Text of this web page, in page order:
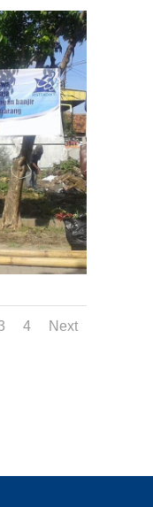
4 Next